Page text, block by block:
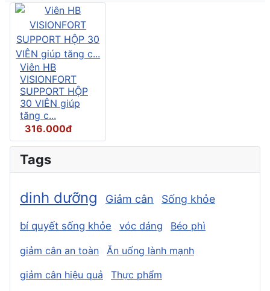
Viên HB
VISIONFORT
SUPPORT HỘP
30 VIÊN giúp
tăng c...
316.000đ
Tags
dinh dưỡng Giảm cân Sống khỏe
bí quyết sống khỏe vóc dáng Béo phì
giảm cân an toàn
Ăn uống lành mạnh
giảm cân hiệu quả
Thực phẩm